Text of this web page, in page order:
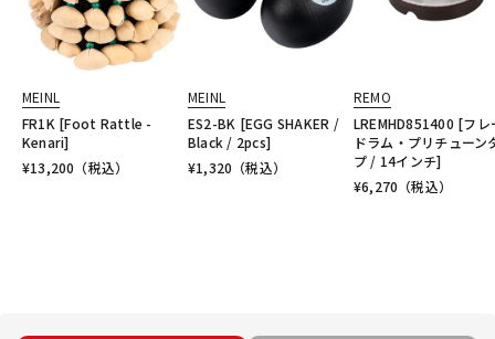
MEINL
FR1K [Foot Rattle -
Kenari]
¥13,200 （税込）
MEINL
ES2-BK [EGG SHAKER /
Black / 2pcs]
¥1,320 （税込）
REMO
LREMHD851400 [フレ
ドラム・プリチューン
プ / 14インチ]
¥6,270 （税込）